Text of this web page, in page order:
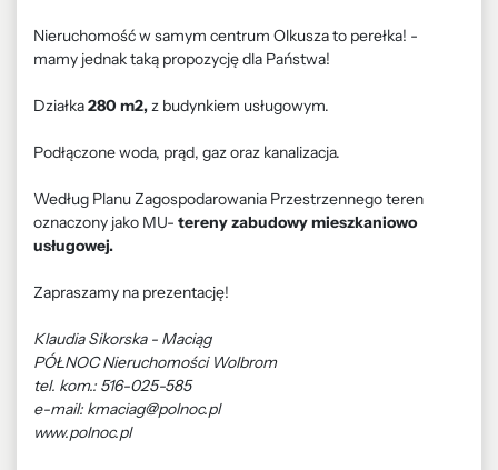
Nieruchomość w samym centrum Olkusza to perełka! -
mamy jednak taką propozycję dla Państwa!
Działka280 m2,z budynkiem usługowym.
Podłączone woda, prąd, gaz oraz kanalizacja.
Według Planu Zagospodarowania Przestrzennego teren
oznaczony jako MU- tereny zabudowy mieszkaniowo
usługowej.
Zapraszamy na prezentację!
Klaudia Sikorska - Maciąg
PÓŁNOC Nieruchomości Wolbrom
tel. kom.: 516-025-585
e-mail: kmaciag@polnoc.pl
www.polnoc.pl